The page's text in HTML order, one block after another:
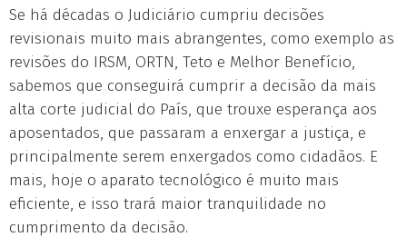
Se há décadas o Judiciário cumpriu decisões
revisionais muito mais abrangentes, como exemplo as
revisões do IRSM, ORTN, Teto e Melhor Benefício,
sabemos que conseguirá cumprir a decisão da mais
alta corte judicial do País, que trouxe esperança aos
aposentados, que passaram a enxergar a justiça, e
principalmente serem enxergados como cidadãos. E
mais, hoje o aparato tecnológico é muito mais
eficiente, e isso trará maior tranquilidade no
cumprimento da decisão.